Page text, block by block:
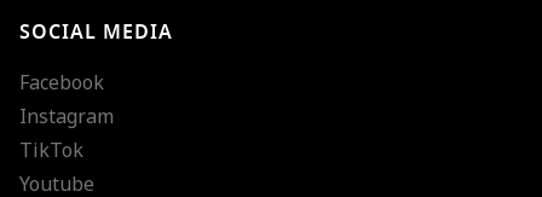
SOCIAL MEDIA
Facebook
Instagram
TikTok
Youtube